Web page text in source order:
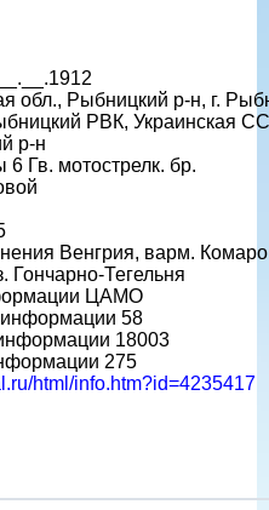
обл., Рыбницкий р-н, г.
РВК, Украинская
р-н
Гв. мотострелк. бр.
Венгрия, варм.
Гончарно-Тегельня
ЦАМО
58
18003
275
html/info.htm?id=4235417